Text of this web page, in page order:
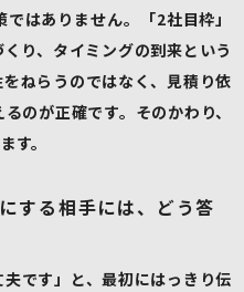
はありません。「2社目枠」
り、タイミングの到来という
ねらうのではなく、見積り依
のが正確です。そのかわり、
す。
する相手には、どう答
夫です」と、最初にはっきり伝